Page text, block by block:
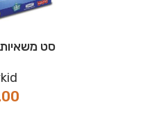
סט משאיות